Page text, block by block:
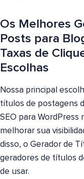
Os Melhores
Posts para
Taxas de
Escolhas
Nossa principal
títulos de postagens
SEO para WordPress
melhorar sua
disso, o Gerador de
geradores de títulos
de usar.